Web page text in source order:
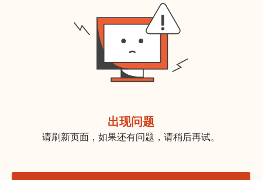
出现问题
请刷新页面，如果还有问题，请稍后再试。